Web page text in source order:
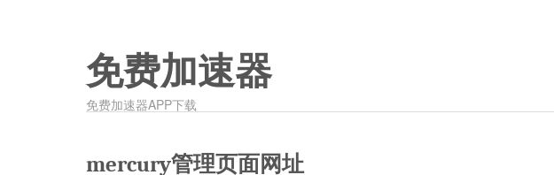
免费加速器
免费加速器APP下载
mercury管理页面网址